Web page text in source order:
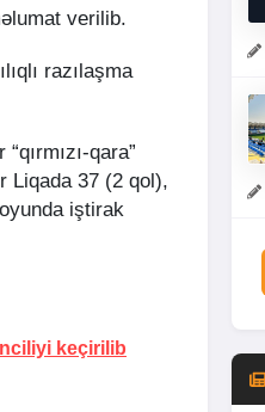
verilib.
razılaşma
qara”
Liqada 37 (2 qol),
iştirak
keçirilib